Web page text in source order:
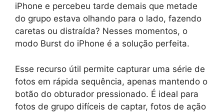
iPhone e percebeu tarde demais que metade
do grupo estava olhando para o lado, fazendo
caretas ou distraída? Nesses momentos, o
modo Burst do iPhone é a solução perfeita.
Esse recurso útil permite capturar uma série de
fotos em rápida sequência, apenas mantendo o
botão do obturador pressionado. É ideal para
fotos de grupo difíceis de captar, fotos de ação